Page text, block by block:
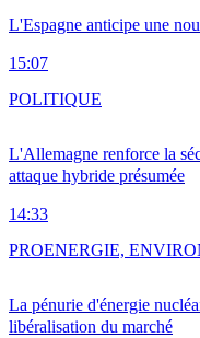
L'Espagne anticipe une
15:07
L'Allemagne renforce la
attaque hybride présumée
14:33
POLITIQUE
La pénurie d'énergie
libéralisation du marché
PROENERGIE,